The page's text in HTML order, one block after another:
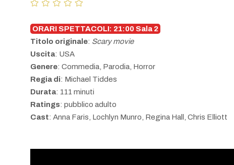
ORARI SPETTACOLI: 21:00 Sala 2
Titolo originale: Scary movie
Uscita: USA
Genere: Commedia, Parodia, Horror
Regia di: Michael Tiddes
Durata: 111 minuti
Ratings: pubblico adulto
Cast: Anna Faris, Lochlyn Munro, Regina Hall, Chris Elliott